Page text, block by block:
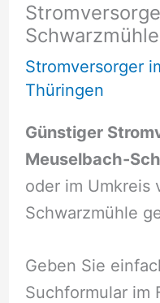
Schwarzmühle
Stromversorger
Thüringen
Günstiger
Meuselbach-
oder im Umkreis
Schwarzmühle
Geben Sie
Suchformular im